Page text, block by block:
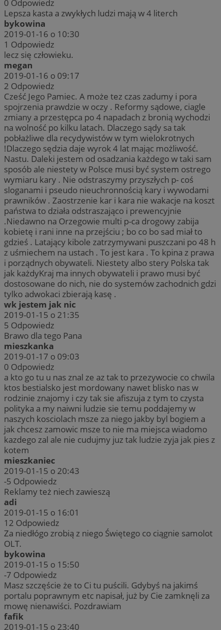
0 Odpowiedz
Lepsza kasta a zwykłych ludzi mają w 4 literch
bykowina
2019-01-16 o 10:30
1 Odpowiedz
lecz się człowieku.
megan
2019-01-16 o 09:17
2 Odpowiedz
Cześć Jego Pamiec. A może tez czas zadumy i pora
spojrzenia prawdzie w oczy . Reformy sądowe, ciagle
zmiany a przestępca po 4 napadach z bronią wychodzi
na wolność po kilku latach. Dlaczego sądy sa tak
pobłażliwe dla recydywistów w tym wielokrotnych
!Dlaczego sędzia daje wyrok 4 lat mając możliwość.
Nastu. Daleki jestem od osadzania każdego w taki sam
sposób ale niestety w Polsce musi być system ostrego
wymiaru kary . Nie odstraszymy przyszłych p- coś
sloganami i pseudo nieuchronnością kary i wywodami
prawników . Zaostrzenie kar i kara nie wakacje na koszt
państwa to działa odstraszająco i prewencyjnie
.Niedawno na Orzegowie multi p-ca drogowy zabija
kobietę i rani inne na przejściu ; bo co bo sad miał to
gdzieś . Latający kibole zatrzymywani puszczani po 48 h
z uśmiechem na ustach . To jest kara . To kpina z prawa
i porządnych obywateli. Niestety albo stery Polska tak
jak każdyKraj ma innych obywateli i prawo musi być
dostosowane do nich, nie do systemów zachodnich gdzi
tylko adwokaci zbierają kasę .
wk jestem jak nic
2019-01-15 o 21:35
5 Odpowiedz
Brawo dla tego Pana
mieszkanka
2019-01-17 o 09:03
0 Odpowiedz
a kto go tu u nas znal ze az tak to przezywocie co chwila
ktos bestialsko jest mordowany nawet blisko nas w
rodzinie znajomy i czy tak sie afiszuja z tym to czysta
polityka a my naiwni ludzie sie temu poddajemy w
naszych kosciolach msze za niego jakby byl bogiem a
jak chcesz zamowic msze to nie ma miejsca wiadomo
kazdego zal ale nie cudujmy juz tak ludzie zyja jak pies z
kotem
mieszkaniec
2019-01-15 o 20:43
-5 Odpowiedz
Reklamy też niech zawieszą
adi
2019-01-15 o 16:01
12 Odpowiedz
Za niedłógo zrobią z niego Świętego co ciągnie samolot
OLT.
bykowina
2019-01-15 o 15:50
-7 Odpowiedz
Masz szczęście że to Ci tu puścili. Gdybyś na jakimś
portalu poprawnym etc napisał, już by Cie zamknęli za
mowę nienawiści. Pozdrawiam
fafik
2019-01-15 o 23:40